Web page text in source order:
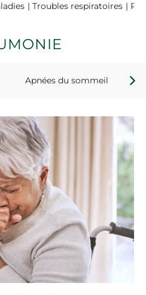
Troubles respiratoires
Apnées du sommeil